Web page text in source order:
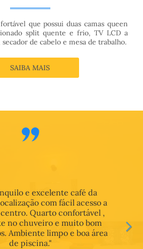
que possui duas camas queen
split quente e frio, TV LCD a
de cabelo e mesa de trabalho.
SAIBA MAIS
e excelente café da
com fácil acesso a
Quarto confortável ,
no chuveiro e muito bom
Ambiente limpo e boa área
de piscina."